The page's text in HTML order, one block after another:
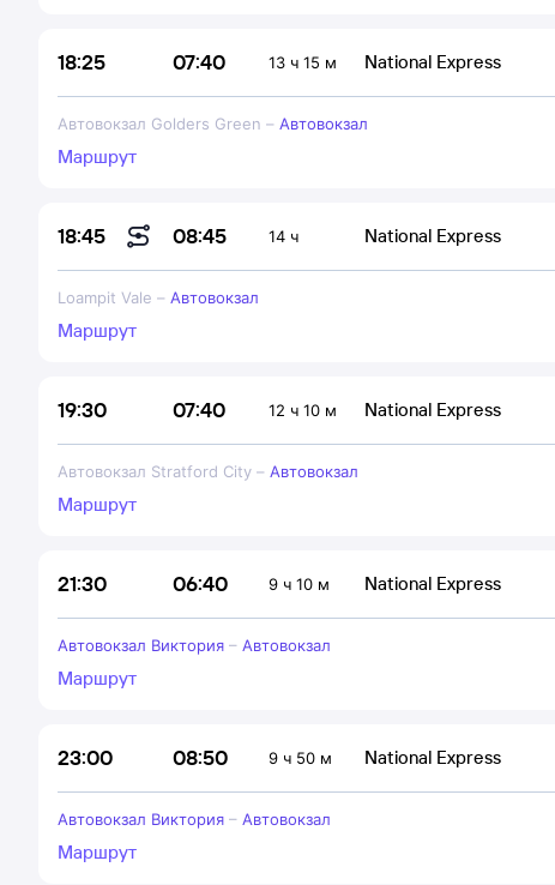
18:25 07:40 13 ч 15 м National Express
Автовокзал Golders Green – Автовокзал
Маршрут
18:45 08:45 14 ч National Express
Loampit Vale – Автовокзал
Маршрут
19:30 07:40 12 ч 10 м National Express
Автовокзал Stratford City – Автовокзал
Маршрут
21:30 06:40 9 ч 10 м National Express
Автовокзал Виктория – Автовокзал
Маршрут
23:00 08:50 9 ч 50 м National Express
Автовокзал Виктория – Автовокзал
Маршрут